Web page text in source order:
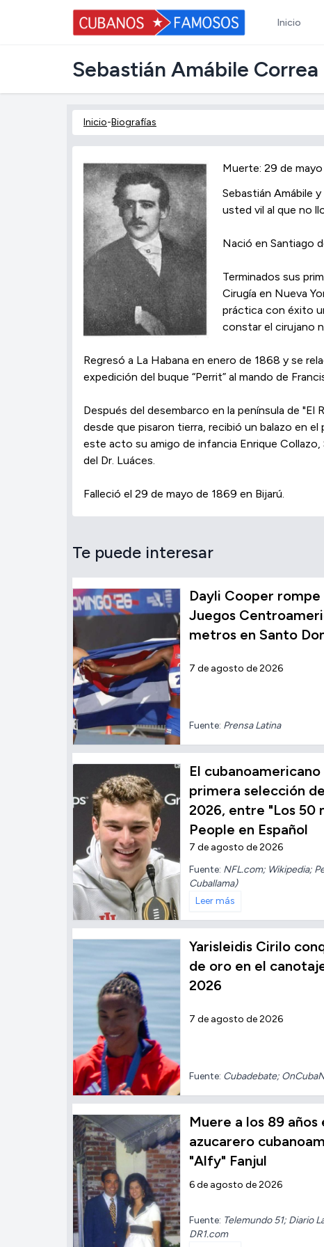
Inicio
Sebastián Amábile Correa
Inicio-Biografías
Muerte: 29 de
Sebastián Amábile
usted vil al que no
Nació en Santiago
Terminados sus
Cirugía en Nueva
práctica con éxito
constar el cirujano
Regresó a La Habana en enero de 1868 y se
expedición del buque “Perrit” al mando de
Después del desembarco en la península de
desde que pisaron tierra, recibió un balazo en
este acto su amigo de infancia Enrique
del Dr. Luáces.
Falleció el 29 de mayo de 1869 en Bijarú.
Te puede interesar
Dayli Cooper
Juegos
metros en Santo
7 de agosto de 2026
Fuente: Prensa Latina
El
primera selección
2026, entre "Los 50
People en Español
7 de agosto de 2026
Fuente: NFL.com; Wikipedia;
Cuballama)
Leer más
Yarisleidis Cirilo
de oro en el
2026
7 de agosto de 2026
Fuente: Cubadebate;
Muere a los 89
azucarero
"Alfy" Fanjul
6 de agosto de 2026
Fuente: Telemundo 51; Diario
DR1.com